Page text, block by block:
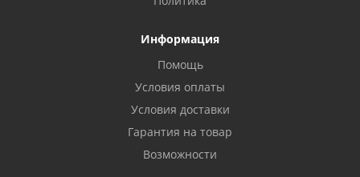
Информация
Помощь
Условия оплаты
Условия доставки
Гарантия на товар
Возможности